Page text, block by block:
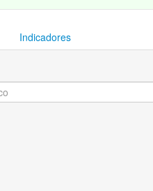
Indicadores